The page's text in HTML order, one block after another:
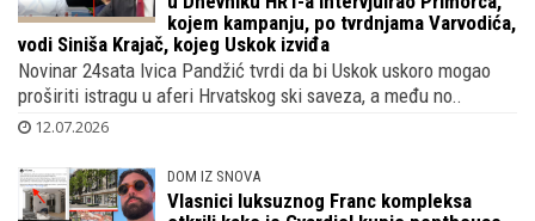
Bruno Kovačević, s 'crne Pavlekove liste'
u Dnevniku HRT-a intervjuirao Primorca,
kojem kampanju, po tvrdnjama Varvodića,
vodi Siniša Krajač, kojeg Uskok izviđa
Novinar 24sata Ivica Pandžić tvrdi da bi Uskok uskoro mogao
proširiti istragu u aferi Hrvatskog ski saveza, a među no..
DOM IZ SNOVA